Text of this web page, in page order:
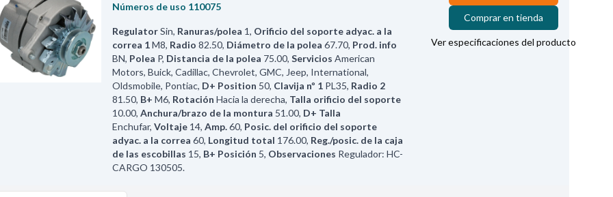
Números de uso 110075
RegulatorSin, Ranuras/polea 1, Orificio del soporte adyac. a la
correa 1M8, Radio 82.50, Diámetro de la polea 67.70, Prod. info
BN, Polea P, Distancia de la polea 75.00, Servicios American
Motors, Buick, Cadillac, Chevrolet, GMC, Jeep, International,
Oldsmobile, Pontiac, D+ Position 50, Clavija nº 1 PL35, Radio 2
81.50, B+ M6, Rotación Hacia la derecha, Talla orificio del soporte
10.00, Anchura/brazo de la montura 51.00, D+ Talla
Enchufar, Voltaje 14, Amp.60, Posic. del orificio del soporte
adyac. a la correa 60, Longitud total 176.00, Reg./posic. de la caja
de las escobillas 15, B+ Posición 5, Observaciones Regulador: HC-
CARGO 130505.
Comprar en tienda
Ver especificaciones del producto